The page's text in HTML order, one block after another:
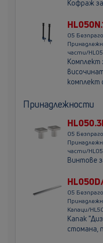
Кофраж
05
части/
Комплект
комплект
Принадлежности
05
части/
Винтове
05
Капаци/
Kапак
стомана,